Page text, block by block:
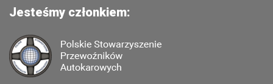
Jesteśmy członkiem: